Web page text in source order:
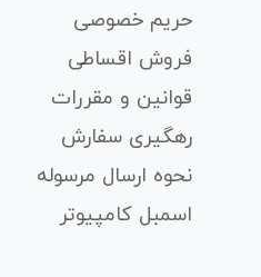
حریم خصوصی
فروش اقساطی
قوانین و مقررات
رهگیری سفارش
نحوه ارسال مرسوله
اسمبل کامپیوتر